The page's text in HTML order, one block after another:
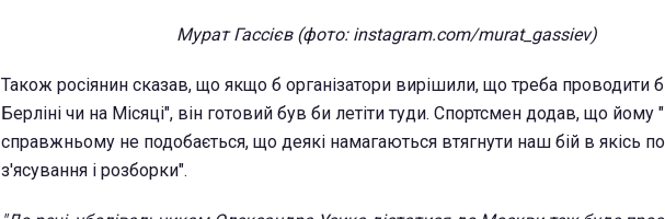
Мурат Гассієв (фото: instagram.com/murat_gassiev)
Також росіянин сказав, що якщо б організатори вирішили, що треба проводити
Берліні чи на Місяці", він готовий був би летіти туди. Спортсмен додав, що йому
справжньому не подобається, що деякі намагаються втягнути наш бій в якісь
з'ясування і розборки".